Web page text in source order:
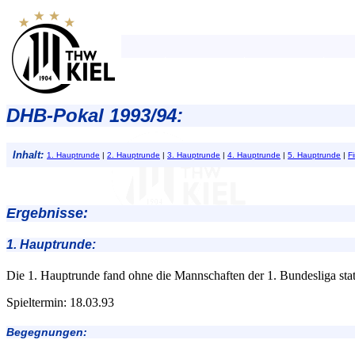
DHB-Pokal 1993/94:
Inhalt: 1. Hauptrunde | 2. Hauptrunde | 3. Hauptrunde | 4. Hauptrunde | 5. Hauptrunde |
Ergebnisse:
1. Hauptrunde:
Die 1. Hauptrunde fand ohne die Mannschaften der 1. Bundesliga
Spieltermin: 18.03.93
Begegnungen: